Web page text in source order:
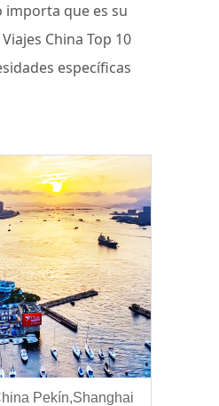
Pekín,Shanghai
que es su
China Top 10
específicas